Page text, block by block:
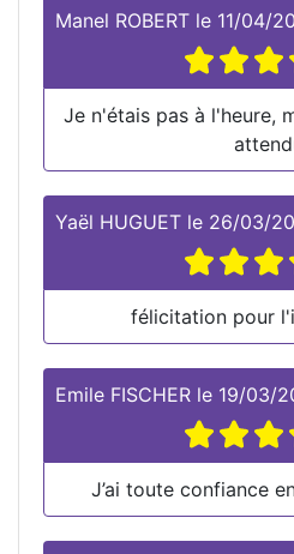
Manel ROBERT le 11/04/
Je n'étais pas à l'heure,
Yaël HUGUET le 26/03/
félicitation pour
Emile FISCHER le 19/03/
J’ai toute confiance